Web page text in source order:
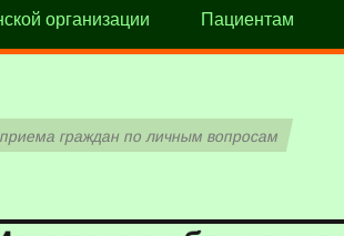
организации Пациентам
граждан по личным вопросам